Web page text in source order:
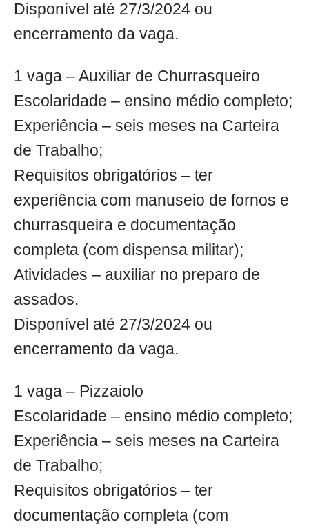
Disponível até 27/3/2024 ou
encerramento da vaga.
1 vaga – Auxiliar de Churrasqueiro
Escolaridade – ensino médio completo;
Experiência – seis meses na Carteira
de Trabalho;
Requisitos obrigatórios – ter
experiência com manuseio de fornos e
churrasqueira e documentação
completa (com dispensa militar);
Atividades – auxiliar no preparo de
assados.
Disponível até 27/3/2024 ou
encerramento da vaga.
1 vaga – Pizzaiolo
Escolaridade – ensino médio completo;
Experiência – seis meses na Carteira
de Trabalho;
Requisitos obrigatórios – ter
documentação completa (com